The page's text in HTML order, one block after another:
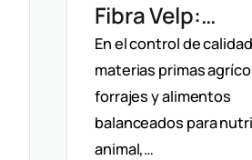
Fibra Velp:
Determinación
Fibra Bruta,
ADF En
Piensos
En el control de
materias primas
forrajes y alimentos
balanceados para
animal,…